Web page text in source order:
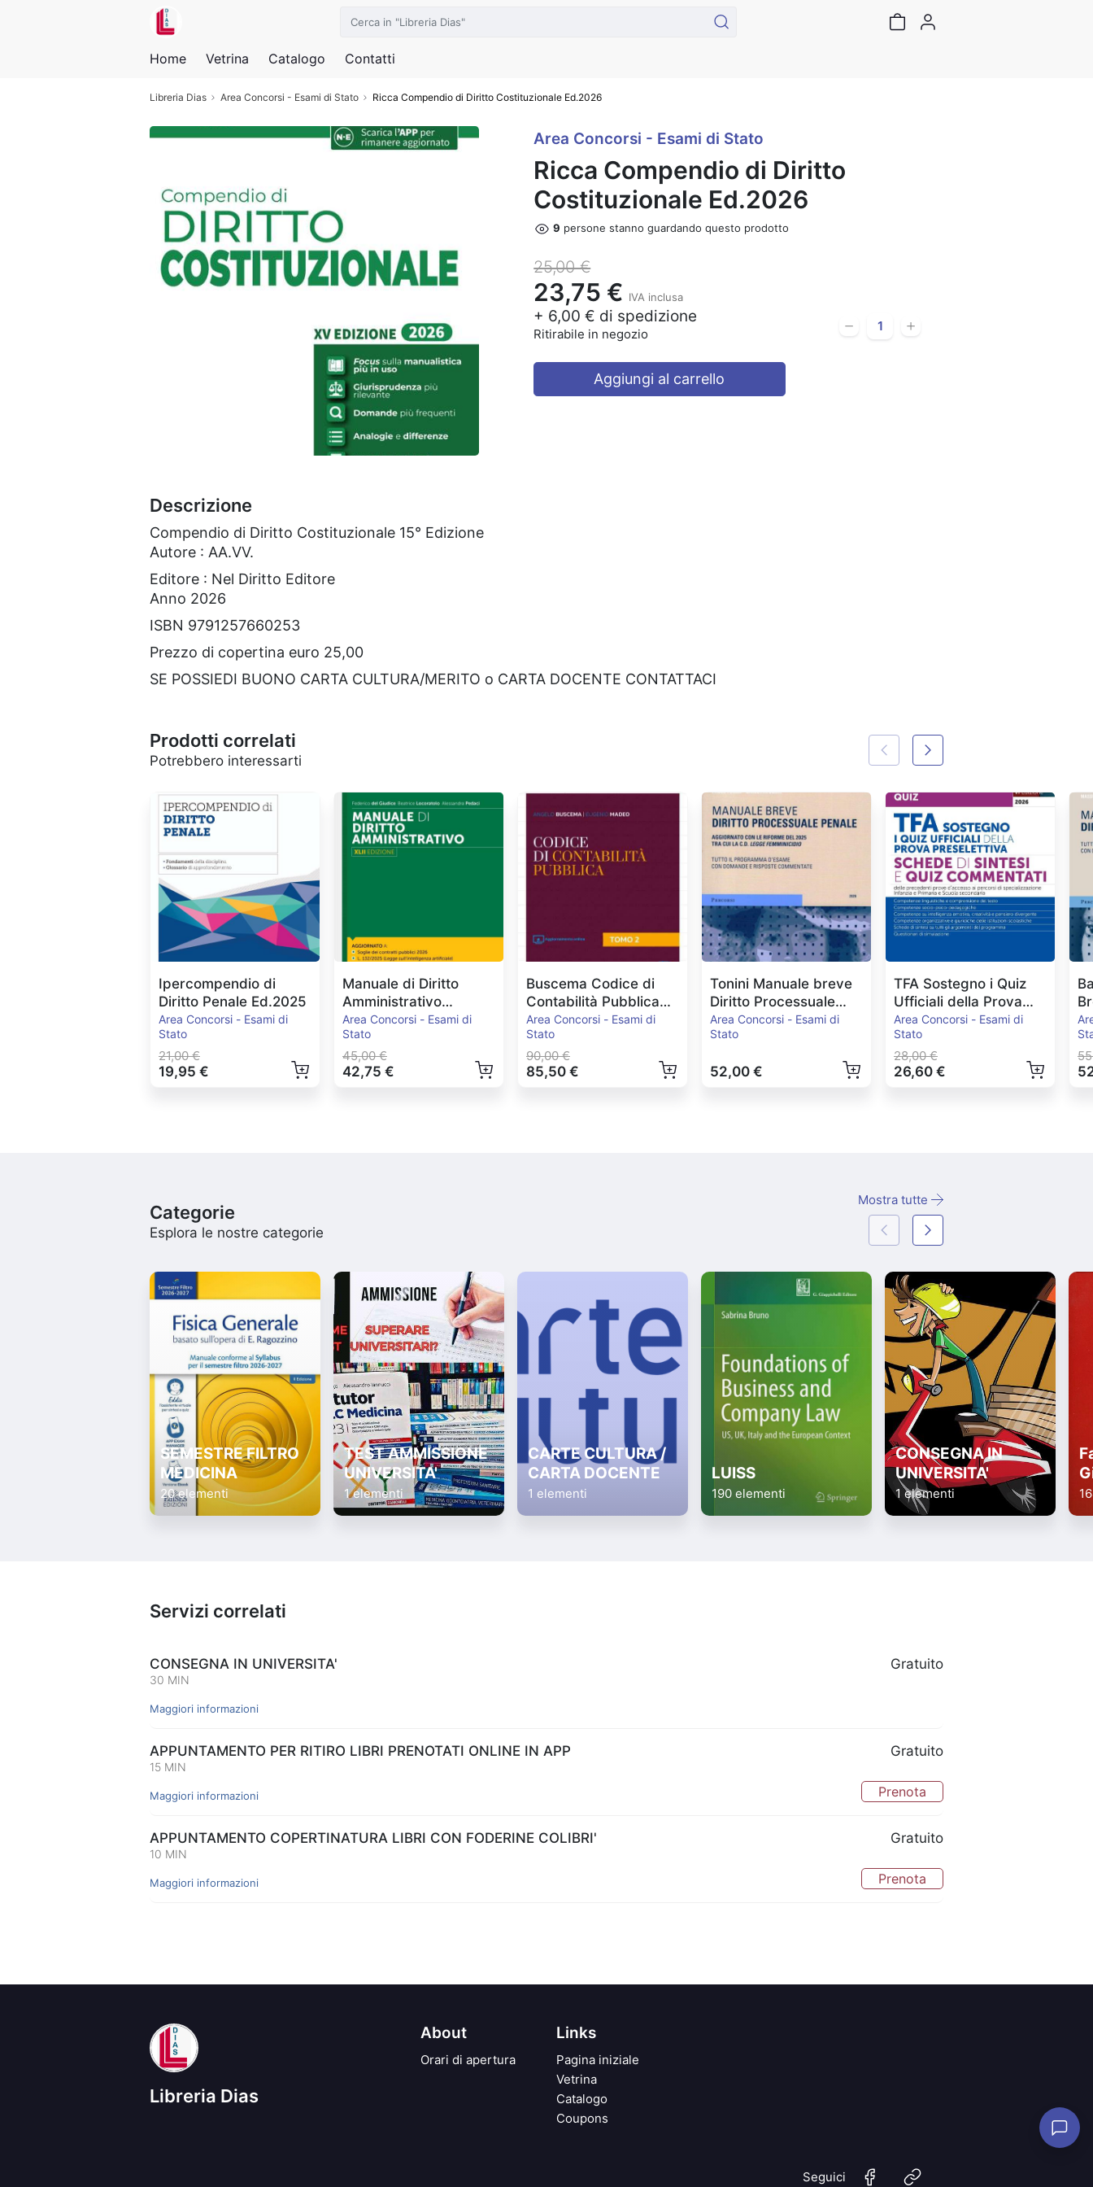
Home Vetrina Catalogo Contatti
Libreria Dias Area Concorsi - Esami di Stato Ricca Compendio di Diritto Costituzionale Ed.2026
Area Concorsi - Esami di Stato
Ricca Compendio di Diritto
Costituzionale Ed.2026
9 persone stanno guardando questo prodotto
25,00 €
23,75 € IVA inclusa
+ 6,00 € di spedizione
Ritirabile in negozio
Aggiungi al carrello
Descrizione
Compendio di Diritto Costituzionale 15° Edizione
Autore : AA.VV.
Editore : Nel Diritto Editore
Anno 2026
ISBN 9791257660253
Prezzo di copertina euro 25,00
SE POSSIEDI BUONO CARTA CULTURA/MERITO o CARTA DOCENTE CONTATTACI
Prodotti correlati
Potrebbero interessarti
Ipercompendio di
Diritto Penale Ed.2025
Area Concorsi - Esami di
Stato
21,00 €
19,95 €
Manuale di Diritto
Amministrativo
Ed.2026
Area Concorsi - Esami di
Stato
45,00 €
42,75 €
Buscema Codice di
Contabilità Pubblica
2024
Area Concorsi - Esami di
Stato
90,00 €
85,50 €
Tonini Manuale breve
Diritto Processuale
Penale Ed.2026
Area Concorsi - Esami di
Stato
52,00 €
TFA Sostegno i Quiz
Ufficiali della Prova
Preselettiva
Area Concorsi - Esami di
Stato
28,00 €
26,60 €
Categorie
Esplora le nostre categorie
Mostra tutte
SEMESTRE FILTRO
MEDICINA
20 elementi
TEST AMMISSIONE
UNIVERSITA'
1 elementi
CARTE CULTURA /
CARTA DOCENTE
1 elementi
LUISS
190 elementi
CONSEGNA IN
UNIVERSITA'
1 elementi
Servizi correlati
CONSEGNA IN UNIVERSITA'
30 MIN
Gratuito
Maggiori informazioni
APPUNTAMENTO PER RITIRO LIBRI PRENOTATI ONLINE IN APP
15 MIN
Gratuito
Maggiori informazioni Prenota
APPUNTAMENTO COPERTINATURA LIBRI CON FODERINE COLIBRI'
10 MIN
Gratuito
Maggiori informazioni Prenota
Libreria Dias
About
Orari di apertura
Links
Pagina iniziale
Vetrina
Catalogo
Coupons
Seguici